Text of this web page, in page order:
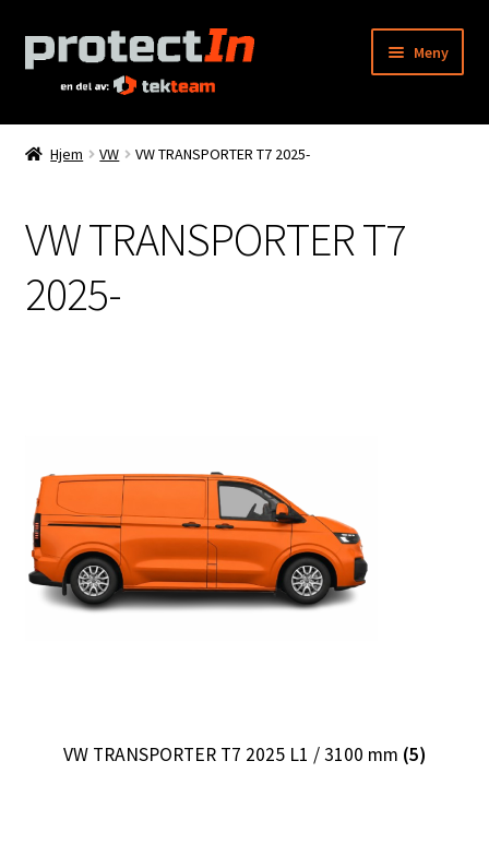
Hopp
til
navigasjon
Hopp
til
innhold
Meny
Hjem
Bestilling
Kontakt oss
Våre forhandlere
Ordre
Hjem VW VW TRANSPORTER T7 2025-
VW TRANSPORTER T7
2025-
VW TRANSPORTER T7 2025 L1 / 3100 mm (5)